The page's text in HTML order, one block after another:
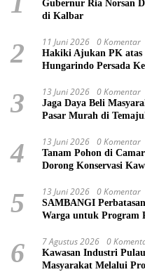
Gubernur Ria Norsan
di Kalbar
2 11 Juni 2026 0 Komentar
Hakiki Ajukan PK atas
Hungarindo Persada
3 13 Juni 2026 0 Komentar
Jaga Daya Beli
Pasar Murah di
4 13 Juni 2026 0 Komentar
Tanam Pohon di
Dorong Konservasi
5 13 Juni 2026 0 Komentar
SAMBANGI
Warga untuk Program
6 7 Agustus 2026 0
Kawasan Industri
Masyarakat Melalui